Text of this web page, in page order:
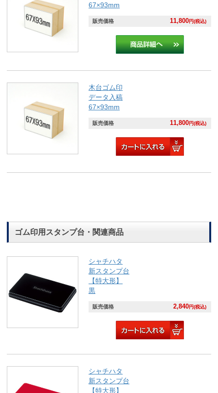
67×93mm
販売価格 11,800円(税込)
木台ゴム印
データ入稿
67×93mm
販売価格 11,800円(税込)
ゴム印用スタンプ台・関連商品
シャチハタ
新スタンプ台
【特大形】
黒
販売価格 2,840円(税込)
シャチハタ
新スタンプ台
【特大形】